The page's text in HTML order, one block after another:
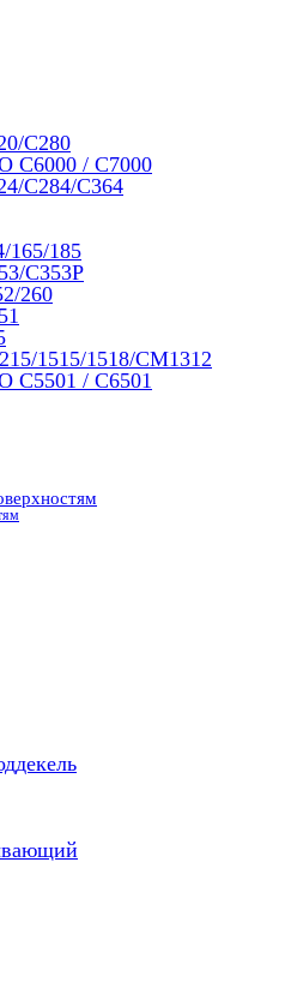
C280
C6000 / C7000
С284/С364
165/185
C353Р
260
1515/1518/CM1312
С5501 / С6501